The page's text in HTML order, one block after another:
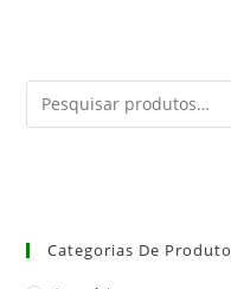
Categorias De Produto